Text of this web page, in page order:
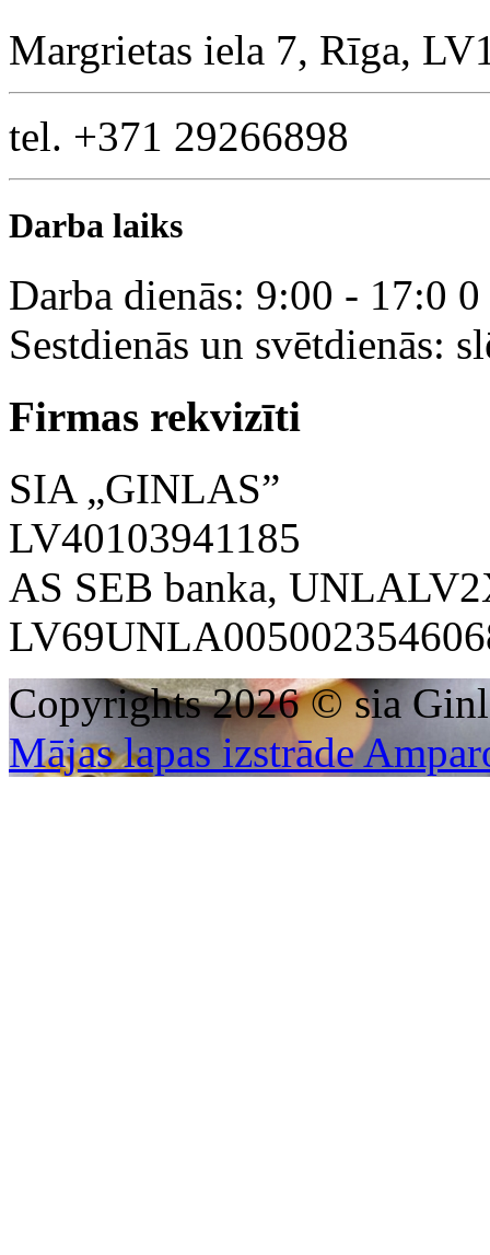
Do you own this
Margrietas iela 7, Rīga,
tel. +371 29266898
Darba laiks
Darba dienās: 9:00 - 17:0 0
Sestdienās un svētdienās:
Firmas rekvizīti
SIA „GINLAS”
LV40103941185
AS SEB banka,
Copyrights 2026 © sia
Mājas lapas izstrāde